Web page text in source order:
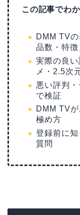
この記事でわ
DMM TV
品数・特徴
実際の良
メ・2.5次
悪い評判
で検証
DMM TV
極め方
登録前に
質問